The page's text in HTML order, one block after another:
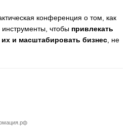
конференция о том, как
чтобы привлекать
и масштабировать бизнес , не